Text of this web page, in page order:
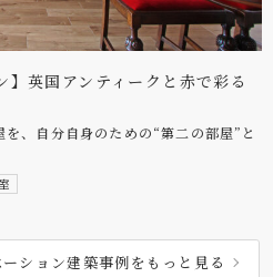
】英国アンティークと赤で彩る
、自分自身のための“第二の部屋”と
ション建築事例をもっと見る